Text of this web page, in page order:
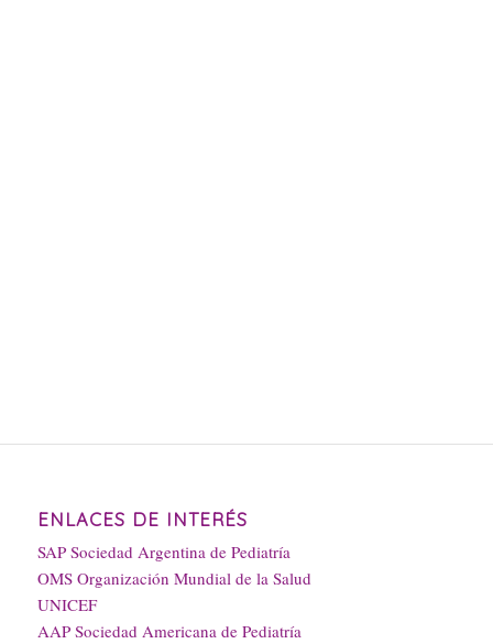
ENLACES DE INTERÉS
SAP Sociedad Argentina de Pediatría
OMS Organización Mundial de la Salud
UNICEF
AAP Sociedad Americana de Pediatría